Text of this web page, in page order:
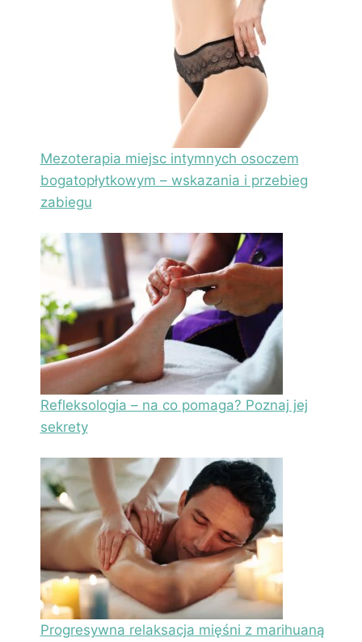
Mezoterapia miejsc intymnych osoczem
bogatopłytkowym – wskazania i przebieg
zabiegu
Refleksologia – na co pomaga? Poznaj jej
sekrety
Progresywna relaksacja mięśni z marihuaną